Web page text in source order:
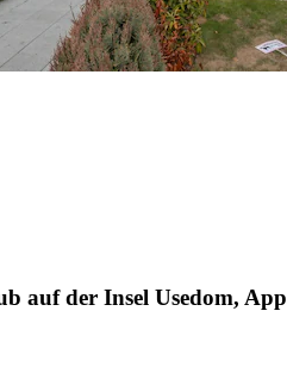
auf der Insel Usedom,